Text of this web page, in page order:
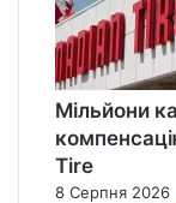
Мільйони
Tire
8 Серпня 2026